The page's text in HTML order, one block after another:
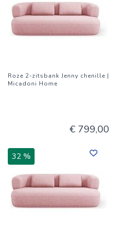
Roze 2-zitsbank Jenny chenille |
Micadoni Home
€ 799,00
32 %